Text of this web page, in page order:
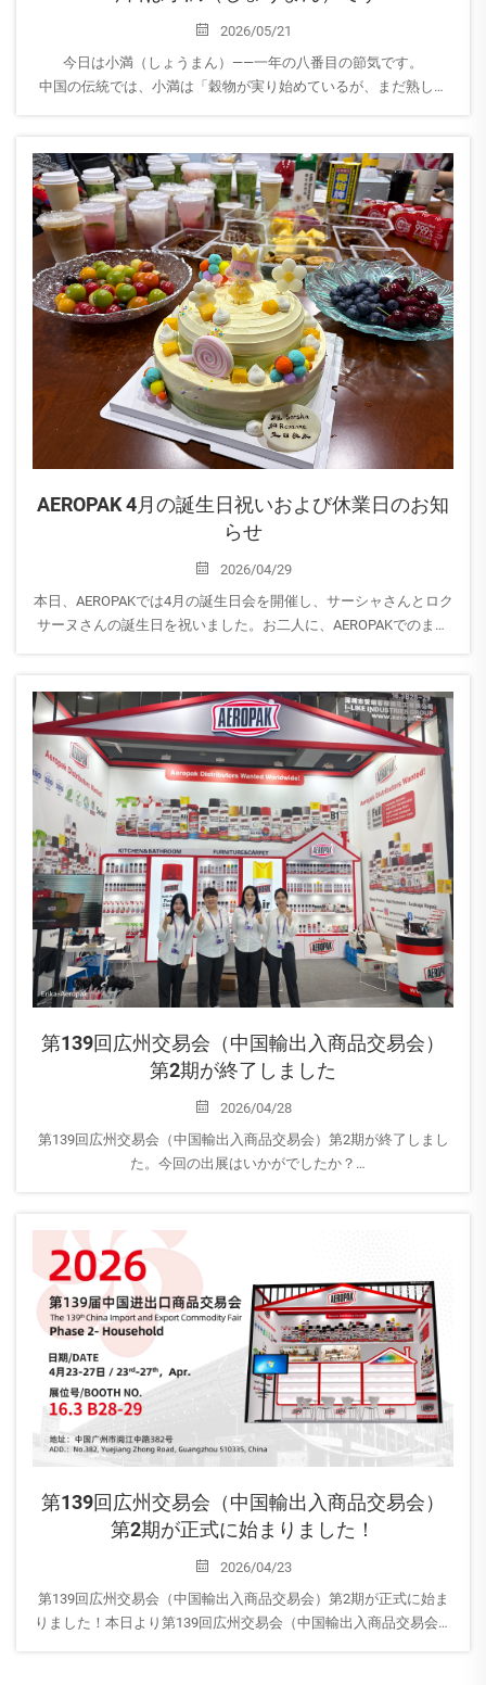
2026/05/21
今日は小満（しょうまん）——一年の八番目の節気です。
中国の伝統では、小満は「穀物が実り始めているが、まだ熟して
AEROPAK 4月の誕生日祝いおよび休業日のお知
らせ
2026/04/29
本日、AEROPAKでは4月の誕生日会を開催し、サーシャさんとロク
サーヌさんの誕生日を祝いました。お二人に、AEROPAKでのます
また、メモリアルデーの休暇期間中は...
第139回広州交易会（中国輸出入商品交易会）
第2期が終了しました
2026/04/28
第139回広州交易会（中国輸出入商品交易会）第2期が終了しまし
た。今回の出展はいかがでしたか？
極的にレビューし、今後の対応を検討しています…
第139回広州交易会（中国輸出入商品交易会）
第2期が正式に始まりました！
2026/04/23
第139回広州交易会（中国輸出入商品交易会）第2期が正式に始ま
りました！本日より第139回広州交易会（中国輸出入商品交易会）